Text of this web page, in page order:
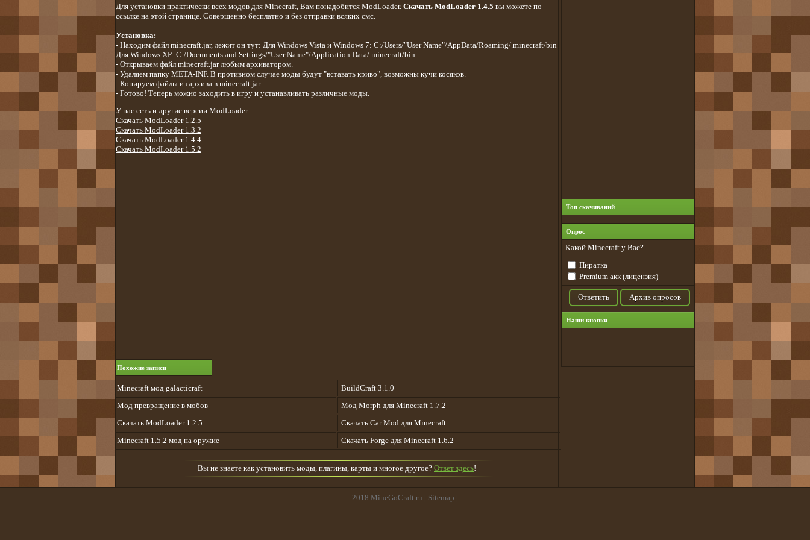
Топ скачиваний
Опрос
Какой Minecraft у Вас?
Пиратка
Premium акк (лицензия)
Ответить Архив опросов
Наши кнопки
Для установки практически всех модов для Minecraft, Вам понадобится ModLoader. Скачать ModLoader 1.4.5 вы можете по
ссылке на этой странице. Совершенно бесплатно и без отправки всяких смс.
Установка:
- Находим файл minecraft.jar, лежит он тут: Для Windows Vista и Windows 7: С:/Users/"User Name"/AppData/Roaming/.minecraft/bin
Для Windows XP: С:/Documents and Settings/"User Name"/Application Data/.minecraft/bin
- Открываем файл minecraft.jar любым архиватором.
- Удаляем папку META-INF. В противном случае моды будут "вставать криво", возможны кучи косяков.
- Копируем файлы из архива в minecraft.jar
- Готово! Теперь можно заходить в игру и устанавливать различные моды.
У нас есть и другие версии ModLoader:
Скачать ModLoader 1.2.5
Скачать ModLoader 1.3.2
Скачать ModLoader 1.4.4
Скачать ModLoader 1.5.2
Похожие записи
Minecraft мод galacticraft
BuildCraft 3.1.0
Мод превращение в мобов
Мод Morph для Minecraft 1.7.2
Скачать ModLoader 1.2.5
Скачать Car Mod для Minecraft
Minecraft 1.5.2 мод на оружие
Скачать Forge для Minecraft 1.6.2
Вы не знаете как установить моды, плагины, карты и многое другое? Ответ здесь!
2018 MineGoCraft.ru | Sitemap |